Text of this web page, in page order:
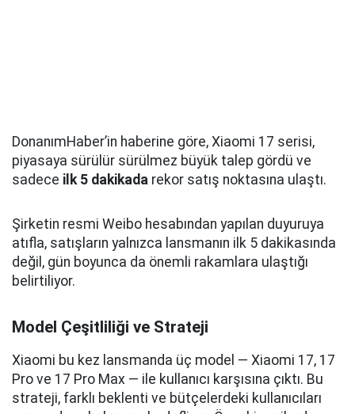
DonanımHaber’in haberine göre, Xiaomi 17 serisi,
piyasaya sürülür sürülmez büyük talep gördü ve
sadece ilk 5 dakikada rekor satış noktasına ulaştı.
Şirketin resmi Weibo hesabından yapılan duyuruya
atıfla, satışların yalnızca lansmanın ilk 5 dakikasında
değil, gün boyunca da önemli rakamlara ulaştığı
belirtiliyor.
Model Çeşitliliği ve Strateji
Xiaomi bu kez lansmanda üç model — Xiaomi 17, 17
Pro ve 17 Pro Max — ile kullanıcı karşısına çıktı. Bu
strateji, farklı beklenti ve bütçelerdeki kullanıcıları